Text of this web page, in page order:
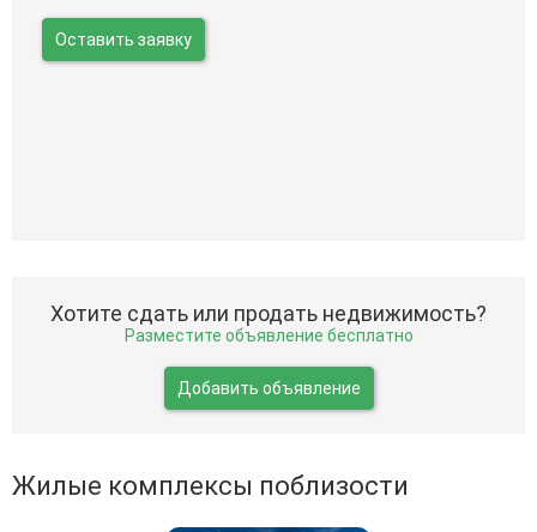
Оставить заявку
Хотите сдать или продать недвижимость?
Разместите объявление бесплатно
Добавить объявление
Жилые комплексы поблизости